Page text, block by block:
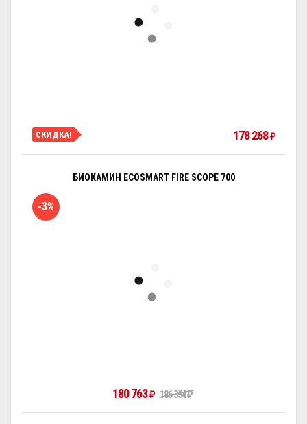
СКИДКА! 178 268₽
БИОКАМИН ECOSMART FIRE SCOPE 700
-3%
180 763₽ 186 354₽